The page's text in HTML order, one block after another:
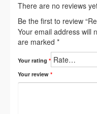
There are no reviews
Be the first to review
Your email address will
are marked *
Your rating *
Your review *